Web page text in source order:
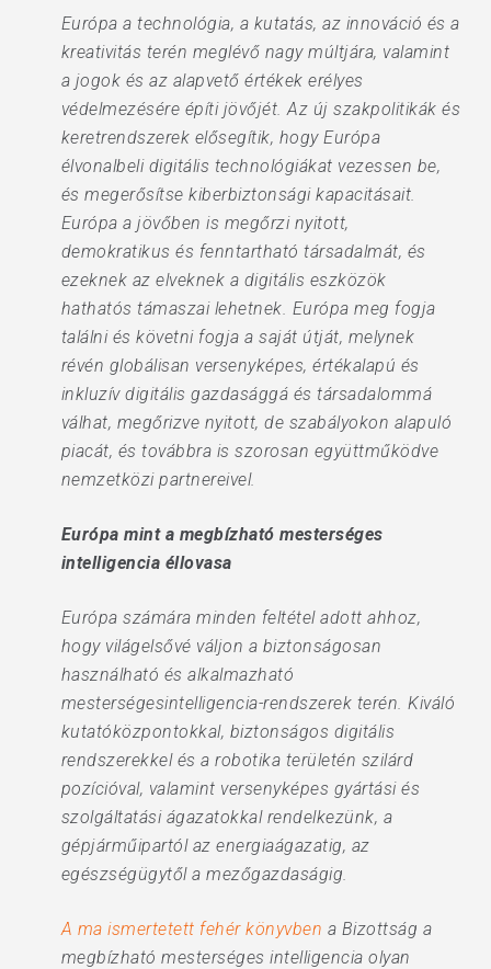
Európa a technológia, a kutatás, az innováció és a
kreativitás terén meglévő nagy múltjára, valamint
a jogok és az alapvető értékek erélyes
védelmezésére építi jövőjét. Az új szakpolitikák és
keretrendszerek elősegítik, hogy Európa
élvonalbeli digitális technológiákat vezessen be,
és megerősítse kiberbiztonsági kapacitásait.
Európa a jövőben is megőrzi nyitott,
demokratikus és fenntartható társadalmát, és
ezeknek az elveknek a digitális eszközök
hathatós támaszai lehetnek. Európa meg fogja
találni és követni fogja a saját útját, melynek
révén globálisan versenyképes, értékalapú és
inkluzív digitális gazdasággá és társadalommá
válhat, megőrizve nyitott, de szabályokon alapuló
piacát, és továbbra is szorosan együttműködve
nemzetközi partnereivel.
Európa mint a megbízható mesterséges
intelligencia éllovasa
Európa számára minden feltétel adott ahhoz,
hogy világelsővé váljon a biztonságosan
használható és alkalmazható
mesterségesintelligencia-rendszerek terén. Kiváló
kutatóközpontokkal, biztonságos digitális
rendszerekkel és a robotika területén szilárd
pozícióval, valamint versenyképes gyártási és
szolgáltatási ágazatokkal rendelkezünk, a
gépjárműipartól az energiaágazatig, az
egészségügytől a mezőgazdaságig.
A ma ismertetett fehér könyvben a Bizottság a
megbízható mesterséges intelligencia olyan